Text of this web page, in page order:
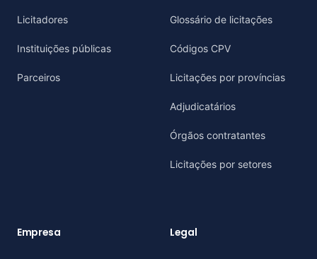
Licitadores
Instituições públicas
Parceiros
Glossário de licitações
Códigos CPV
Licitações por províncias
Adjudicatários
Órgãos contratantes
Licitações por setores
Empresa Legal